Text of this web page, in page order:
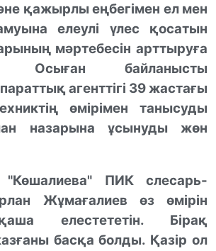
қажырлы еңбегімен ел мен
елеулі үлес қосатын
мәртебесін арттыруға
Осыған байланысты
агенттігі 39 жастағы
өмірімен танысуды
назарына ұсынуды жөн
ПИК слесарь-
лан Жұмағалиев өз өмірін
елестететін. Бірақ
басқа болды. Қазір ол